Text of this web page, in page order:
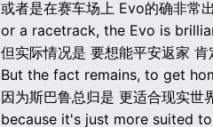
或者是在赛车场上 Evo的确非常
or a racetrack, the Evo is
但实际情况是 要想能平安返家 肯
But the fact remains, to get
因为斯巴鲁总归是 更适合现实世
because it's just more suited